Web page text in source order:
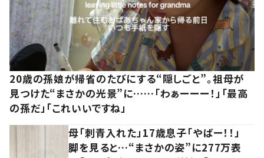
20歳の孫娘が帰省のたびにする“隠しごと”。祖母が
見つけた“まさかの光景”に……「わぁーーー！」「最高
の孫だ」「これいいですね」
母「刺青入れた」17歳息子「やばー！！」
脚を見ると…“まさかの姿”に277万表